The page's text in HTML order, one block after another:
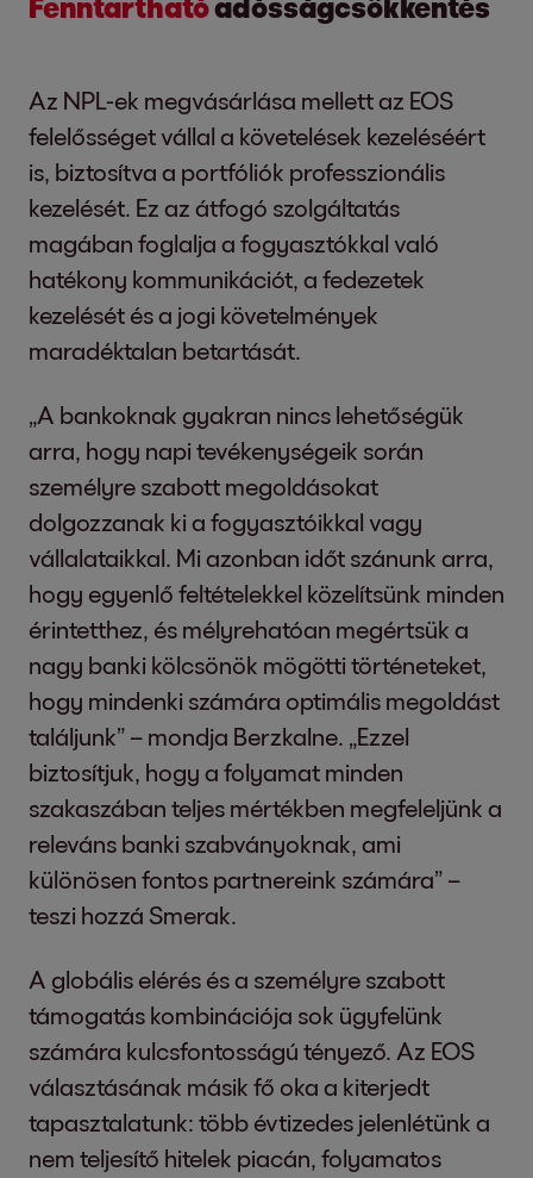
Az NPL-ek megvásárlása mellett az EOS
felelősséget vállal a követelések kezeléséért
is, biztosítva a portfóliók professzionális
kezelését. Ez az átfogó szolgáltatás
magában foglalja a fogyasztókkal való
hatékony kommunikációt, a fedezetek
kezelését és a jogi követelmények
maradéktalan betartását.
„A bankoknak gyakran nincs lehetőségük
arra, hogy napi tevékenységeik során
személyre szabott megoldásokat
dolgozzanak ki a fogyasztóikkal vagy
vállalataikkal. Mi azonban időt szánunk arra,
hogy egyenlő feltételekkel közelítsünk minden
érintetthez, és mélyrehatóan megértsük a
nagy banki kölcsönök mögötti történeteket,
hogy mindenki számára optimális megoldást
találjunk” – mondja Berzkalne. „Ezzel
biztosítjuk, hogy a folyamat minden
szakaszában teljes mértékben megfeleljünk a
releváns banki szabványoknak, ami
különösen fontos partnereink számára” –
teszi hozzá Smerak.
A globális elérés és a személyre szabott
támogatás kombinációja sok ügyfelünk
számára kulcsfontosságú tényező. Az EOS
választásának másik fő oka a kiterjedt
tapasztalatunk: több évtizedes jelenlétünk a
nem teljesítő hitelek piacán, folyamatos